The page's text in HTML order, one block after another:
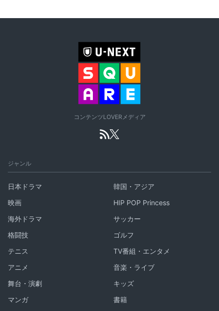
コンテンツLOVERメディア
ジャンル
日本ドラマ
韓国・アジア
映画
HIP POP Princess
海外ドラマ
サッカー
格闘技
ゴルフ
テニス
TV番組・エンタメ
アニメ
音楽・ライブ
舞台・演劇
キッズ
マンガ
書籍